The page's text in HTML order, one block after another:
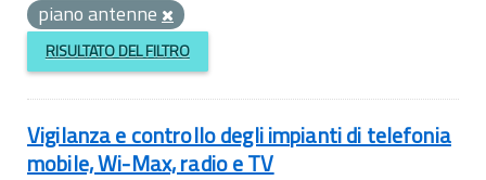
piano antenne
RISULTATO DEL FILTRO
Vigilanza e controllo degli impianti di telefonia
mobile, Wi-Max, radio e TV